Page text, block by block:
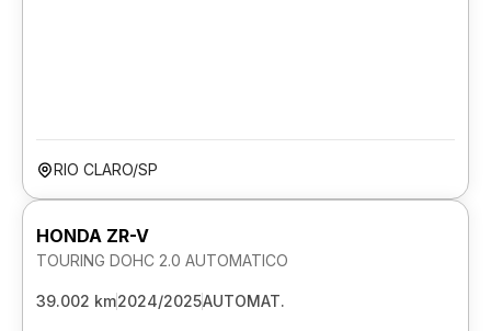
RIO CLARO/SP
HONDA ZR-V
TOURING DOHC 2.0 AUTOMATICO
39.002 km2024/2025AUTOMAT.